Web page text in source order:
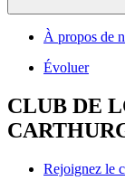
À propos de
Évoluer
CLUB DE
Rejoignez le